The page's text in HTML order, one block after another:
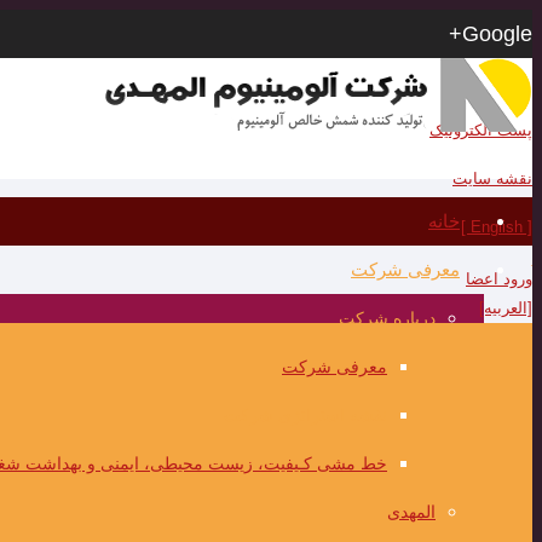
Google+
RSS
پست الکترونیک
نقشه سایت
[ English ] خانه
معرفی شرکت
درباره شرکت
معرفی شرکت
خط مشی کـیفیت، زیست محیطی، ایمنی و بهداشت
المهدی
ورود اعضا
[العربیه]